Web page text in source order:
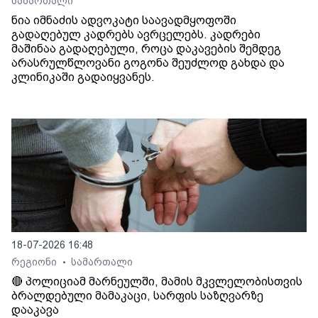
ნია იმნაძის ადვოკატი საავადმყოფოში
გადაღებულ კადრებს ავრცელებს. კადრები
მაშინაა გადაღებული, როცა დაკავების შემდეგ
არასრულწლოვანი გოგონა შეუძლოდ გახდა და
კლინიკაში გადაიყვანეს.
18-07-2026 16:48
რეგიონი
• სამართალი
🔴 პოლიციამ მარნეულში, მამის მკვლელობისთვის
ბრალდებული მამაკაცი, სარფის საზღვარზე
დააკავა